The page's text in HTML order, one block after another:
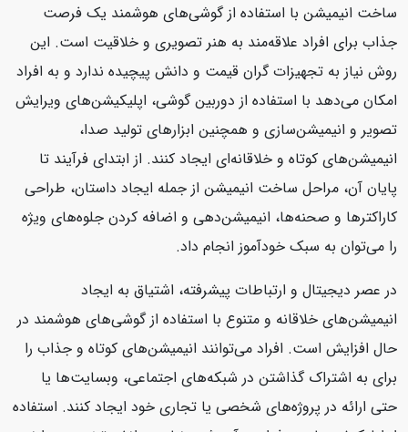
ساخت انیمیشن با استفاده از گوشی‌های هوشمند یک فرصت
جذاب برای افراد علاقه‌مند به هنر تصویری و خلاقیت است. این
روش نیاز به تجهیزات گران قیمت و دانش پیچیده ندارد و به افراد
امکان می‌دهد با استفاده از دوربین گوشی، اپلیکیشن‌های ویرایش
تصویر و انیمیشن‌سازی و همچنین ابزارهای تولید صدا،
انیمیشن‌های کوتاه و خلاقانه‌ای ایجاد کنند. از ابتدای فرآیند تا
پایان آن، مراحل ساخت انیمیشن از جمله ایجاد داستان، طراحی
کاراکترها و صحنه‌ها، انیمیشن‌دهی و اضافه کردن جلوه‌های ویژه
را می‌توان به سبک خودآموز انجام داد.
در عصر دیجیتال و ارتباطات پیشرفته، اشتیاق به ایجاد
انیمیشن‌های خلاقانه و متنوع با استفاده از گوشی‌های هوشمند در
حال افزایش است. افراد می‌توانند انیمیشن‌های کوتاه و جذاب را
برای به اشتراک گذاشتن در شبکه‌های اجتماعی، وبسایت‌ها یا
حتی ارائه در پروژه‌های شخصی یا تجاری خود ایجاد کنند. استفاده